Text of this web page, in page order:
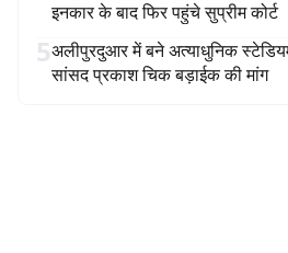
इनकार के बाद फिर पहुंचे सुप्रीम कोर्ट
5अलीपुरदुआर में बने अत्याधुनिक
सांसद प्रकाश चिक बड़ाईक की मांग